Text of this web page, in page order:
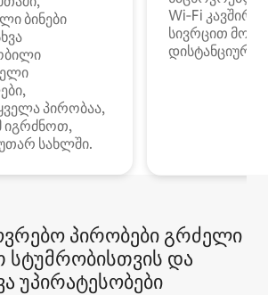
ბინები
პირობაა,
იგრძნოთ,
სახლში.
Wi‑Fi
სივრცით
დისტანციური
პირობები გრძელი
სტუმრობისთვის და
უპირატესობები